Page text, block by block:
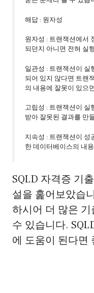
해답 : 원자성
원자성 : 트랜잭션에서
되던지 아니면 전혀 실
일관성 : 트랜잭션이 실
되어 있지 않다면 트랜
의 내용에 잘못이 있으
고립성 : 트랜잭션이 실
받아 잘못된 결과를 만
지속성 : 트랜잭션이 성
한 데이터베이스의 내
SQLD 자격증 기
설을 훑어보았습
하시어 더 많은
수 있습니다.
에 도움이 된다면